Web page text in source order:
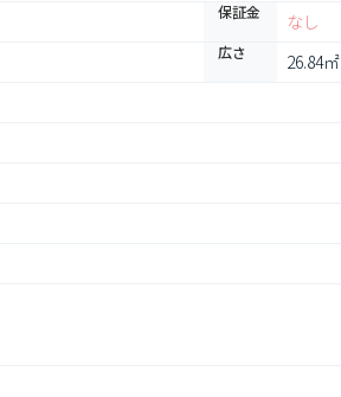
保証金 なし
広さ 26.84㎡